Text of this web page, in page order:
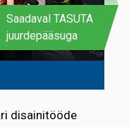
Saadaval TASUTA
juurdepääsuga
disainitööde